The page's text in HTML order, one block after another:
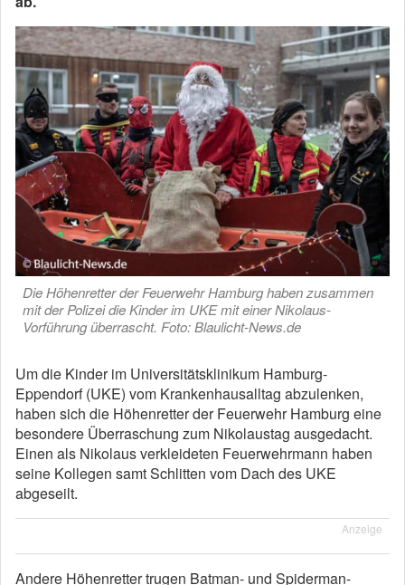
Die Höhenretter der Feuerwehr Hamburg haben zusammen
mit der Polizei die Kinder im UKE mit einer Nikolaus-
Vorführung überrascht. Foto: Blaulicht-News.de
Um die Kinder im Universitätsklinikum Hamburg-
Eppendorf (UKE) vom Krankenhausalltag abzulenken,
haben sich die Höhenretter der Feuerwehr Hamburg eine
besondere Überraschung zum Nikolaustag ausgedacht.
Einen als Nikolaus verkleideten Feuerwehrmann haben
seine Kollegen samt Schlitten vom Dach des UKE
abgeseilt.
Anzeige
Andere Höhenretter trugen Batman- und Spiderman-